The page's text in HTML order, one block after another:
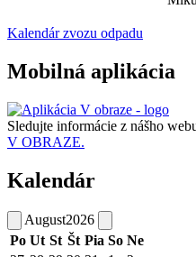
Kalendár zvozu odpadu
Mobilná aplikácia
Sledujte informácie z nášho
V OBRAZE.
Kalendár
August2026
Po Ut St Št Pia So Ne